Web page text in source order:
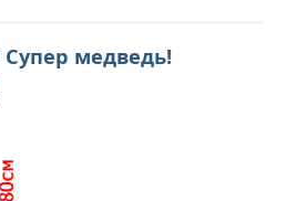
медведь!